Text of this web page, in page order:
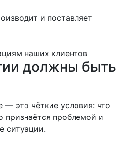
и поставляет
наших клиентов
должны быть
— это чёткие условия: что
признаётся проблемой и
ситуации.